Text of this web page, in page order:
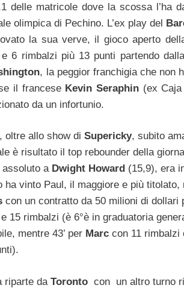
delle matricole dove la scossa l’ha
olimpica di Pechino. L’ex play del
la sua verve, il gioco aperto
6 rimbalzi più 13 punti partendo
, la peggior franchigia che non
il francese Kevin Seraphin(ex Caja
da un infortunio.
oltre allo show di Supericky, subito
è risultato il top rebounder della
a Dwight Howard (15,9), era
ha vinto Paul, il maggiore e più titolato,
con un contratto da 50 milioni di dollari
15 rimbalzi (è 6°è in graduatoria
mentre 43’ per Marc con 11
riparte da Toronto con un altro turno